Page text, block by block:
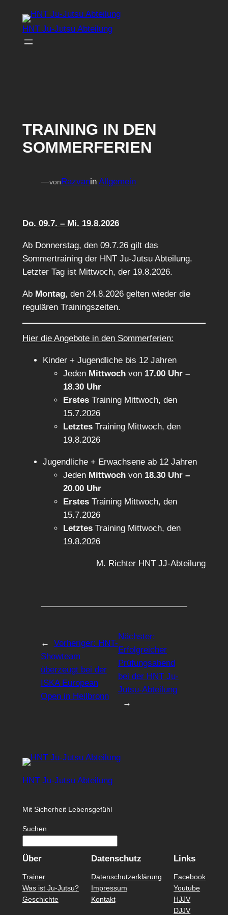
Inhalt
HNT Ju-Jutsu Abteilung
TRAINING IN DEN
SOMMERFERIEN
—von Razvanin Allgemein
Do. 09.7. – Mi. 19.8.2026
Ab Donnerstag, den 09.7.26 gilt das
Sommertraining der HNT Ju-Jutsu Abteilung.
Letzter Tag ist Mittwoch, der 19.8.2026.
Ab Montag, den 24.8.2026 gelten wieder die
regulären Trainingszeiten.
Hier die Angebote in den Sommerferien:
Kinder + Jugendliche bis 12 Jahren
Jeden Mittwochvon 17.00 Uhr –
18.30 Uhr
ErstesTraining Mittwoch, den
15.7.2026
Letztes Training Mittwoch, den
19.8.2026
Jugendliche + Erwachsene ab 12 Jahren
Jeden Mittwochvon 18.30 Uhr –
20.00 Uhr
ErstesTraining Mittwoch, den
15.7.2026
LetztesTraining Mittwoch, den
19.8.2026
M. Richter HNT JJ-Abteilung
← Vorheriger: HNT-
Showteam
überzeugt bei der
ISKA European
Open in Heilbronn
Nächster:
Erfolgreicher
Prüfungsabend
bei der HNT Ju-
Jutsu-Abteilung
→
HNT Ju-Jutsu Abteilung
Mit Sicherheit Lebensgefühl
Suchen
Über
Trainer
Was ist Ju-Jutsu?
Geschichte
Datenschutz
Datenschutzerklärung
Impressum
Kontakt
Links
Facebook
Youtube
HJJV
DJJV